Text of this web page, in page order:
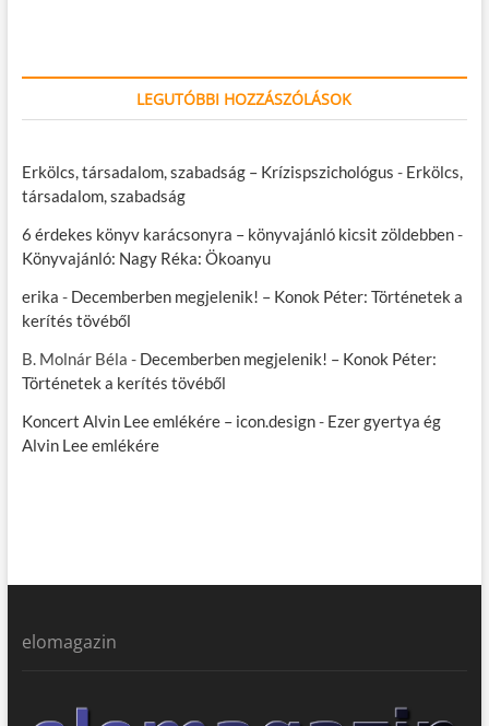
LEGUTÓBBI HOZZÁSZÓLÁSOK
Erkölcs, társadalom, szabadság – Krízispszichológus - Erkölcs,
társadalom, szabadság
6 érdekes könyv karácsonyra – könyvajánló kicsit zöldebben-
Könyvajánló: Nagy Réka: Ökoanyu
erika - Decemberben megjelenik! – Konok Péter: Történetek a
kerítés tövéből
B. Molnár Béla - Decemberben megjelenik! – Konok Péter:
Történetek a kerítés tövéből
Koncert Alvin Lee emlékére – icon.design- Ezer gyertya ég
Alvin Lee emlékére
elomagazin